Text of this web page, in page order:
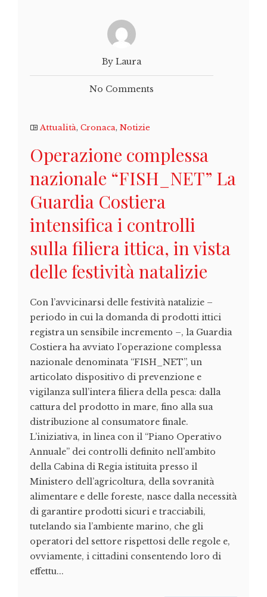
By Laura
No Comments
Attualità, Cronaca, Notizie
Operazione complessa
nazionale “FISH_NET” La
Guardia Costiera
intensifica i controlli
sulla filiera ittica, in vista
delle festività natalizie
Con l’avvicinarsi delle festività natalizie –
periodo in cui la domanda di prodotti ittici
registra un sensibile incremento –, la Guardia
Costiera ha avviato l’operazione complessa
nazionale denominata “FISH_NET”, un
articolato dispositivo di prevenzione e
vigilanza sull’intera filiera della pesca: dalla
cattura del prodotto in mare, fino alla sua
distribuzione al consumatore finale.
L’iniziativa, in linea con il “Piano Operativo
Annuale” dei controlli definito nell’ambito
della Cabina di Regia istituita presso il
Ministero dell’agricoltura, della sovranità
alimentare e delle foreste, nasce dalla necessità
di garantire prodotti sicuri e tracciabili,
tutelando sia l’ambiente marino, che gli
operatori del settore rispettosi delle regole e,
ovviamente, i cittadini consentendo loro di
effettu...